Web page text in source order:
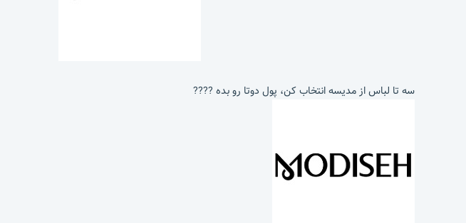
سه تا لباس از مدیسه انتخاب کن، پول دوتا رو بده ????